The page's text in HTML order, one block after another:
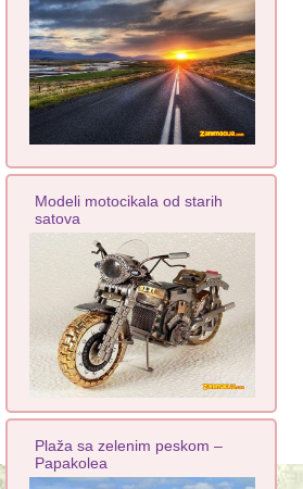
Modeli motocikala od starih
satova
Plaža sa zelenim peskom –
Papakolea